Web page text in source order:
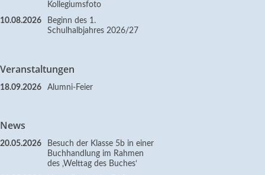
Kollegiumsfoto
10.08.2026
Beginn des 1.
Schulhalbjahres 2026/27
Veranstaltungen
18.09.2026 Alumni-Feier
News
20.05.2026
Besuch der Klasse 5b in einer
Buchhandlung im Rahmen
des ‚Welttag des Buches‘